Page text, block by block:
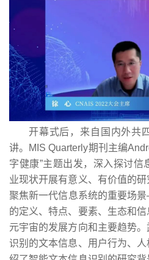
开幕式后，来自国内外共
讲。MIS Quarterly期刊主编
字健康”主题出发，深入探讨
业现状开展有意义、有价值的
聚焦新一代信息系统的重要场
的定义、特点、要素、生态和
元宇宙的发展方向和主要趋势
识别的文本信息、用户行为、